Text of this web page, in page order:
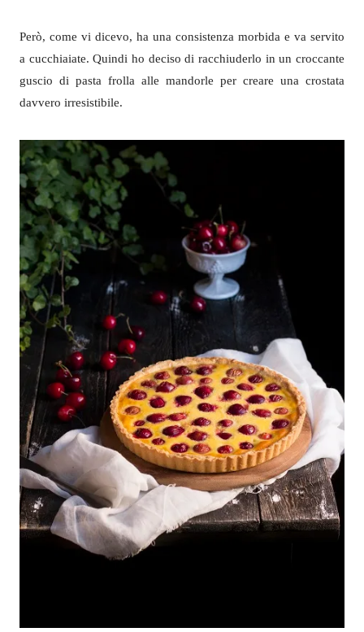
Però, come vi dicevo, ha una consistenza morbida e va servito
a cucchiaiate. Quindi ho deciso di racchiuderlo in un croccante
guscio di pasta frolla alle mandorle per creare una crostata
davvero irresistibile.